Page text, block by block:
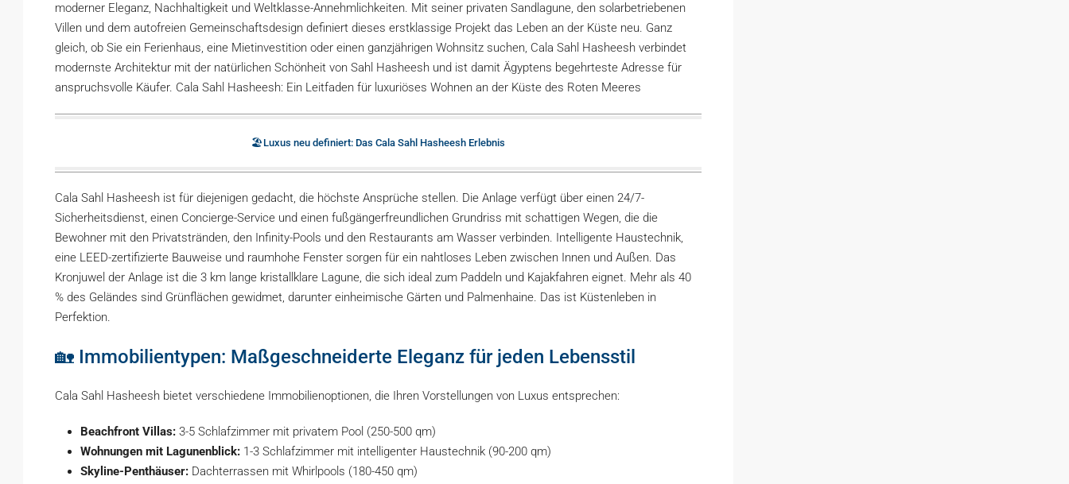
moderner Eleganz, Nachhaltigkeit und Weltklasse-Annehmlichkeiten. Mit seiner privaten Sandlagune, den solarbetriebenen
Villen und dem autofreien Gemeinschaftsdesign definiert dieses erstklassige Projekt das Leben an der Küste neu. Ganz
gleich, ob Sie ein Ferienhaus, eine Mietinvestition oder einen ganzjährigen Wohnsitz suchen, Cala Sahl Hasheesh verbindet
modernste Architektur mit der natürlichen Schönheit von Sahl Hasheesh und ist damit Ägyptens begehrteste Adresse für
anspruchsvolle Käufer. Cala Sahl Hasheesh: Ein Leitfaden für luxuriöses Wohnen an der Küste des Roten Meeres
🏖️Luxus neu definiert: Das Cala Sahl Hasheesh Erlebnis
Cala Sahl Hasheesh ist für diejenigen gedacht, die höchste Ansprüche stellen. Die Anlage verfügt über einen 24/7-
Sicherheitsdienst, einen Concierge-Service und einen fußgängerfreundlichen Grundriss mit schattigen Wegen, die die
Bewohner mit den Privatstränden, den Infinity-Pools und den Restaurants am Wasser verbinden. Intelligente Haustechnik,
eine LEED-zertifizierte Bauweise und raumhohe Fenster sorgen für ein nahtloses Leben zwischen Innen und Außen. Das
Kronjuwel der Anlage ist die 3 km lange kristallklare Lagune, die sich ideal zum Paddeln und Kajakfahren eignet. Mehr als 40
% des Geländes sind Grünflächen gewidmet, darunter einheimische Gärten und Palmenhaine. Das ist Küstenleben in
Perfektion.
🏡 Immobilientypen: Maßgeschneiderte Eleganz für jeden Lebensstil
Cala Sahl Hasheesh bietet verschiedene Immobilienoptionen, die Ihren Vorstellungen von Luxus entsprechen:
Beachfront Villas: 3-5 Schlafzimmer mit privatem Pool (250-500 qm)
Wohnungen mit Lagunenblick: 1-3 Schlafzimmer mit intelligenter Haustechnik (90-200 qm)
Skyline-Penthäuser: Dachterrassen mit Whirlpools (180-450 qm)